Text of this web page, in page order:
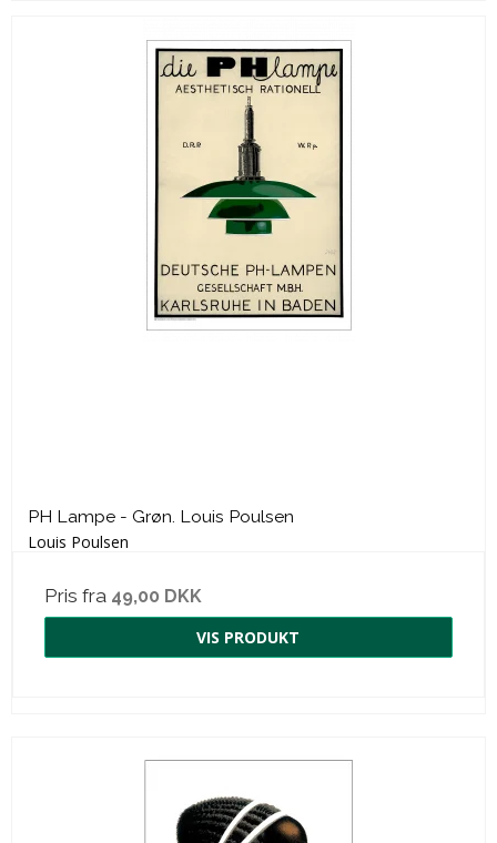
PH Lampe - Grøn. Louis Poulsen
Louis Poulsen
Pris fra 49,00 DKK
VIS PRODUKT